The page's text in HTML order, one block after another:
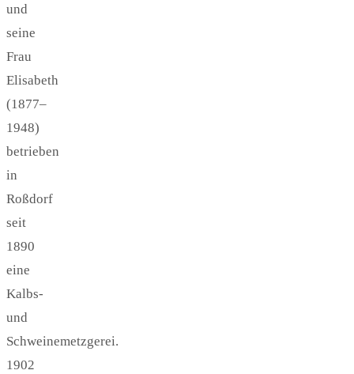
und
seine
Frau
Elisabeth
(1877–
1948)
betrieben
in
Roßdorf
seit
1890
eine
Kalbs-
und
Schweinemetzgerei.
1902